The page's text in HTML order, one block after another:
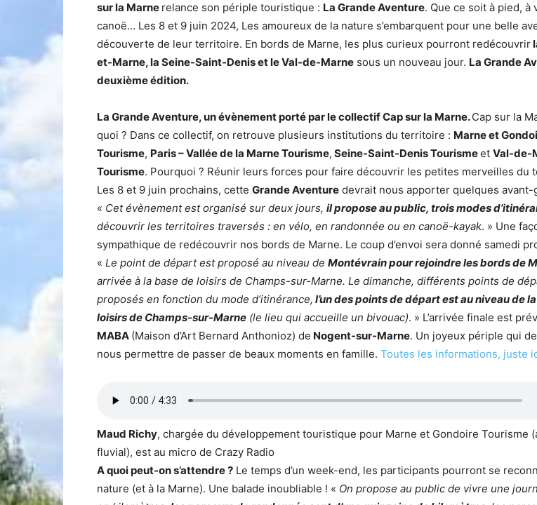
sur la Marne relance son périple touristique : La Grande Aventure. Que ce soit à pied, à
canoë… Les 8 et 9 juin 2024, Les amoureux de la nature s’embarquent pour une belle
découverte de leur territoire. En bords de Marne, les plus curieux pourront redécouvrir
et-Marne, la Seine-Saint-Denis et le Val-de-Marne sous un nouveau jour. La Grande
deuxième édition.
La Grande Aventure, un évènement porté par le collectif Cap sur la Marne.Cap sur la
quoi ? Dans ce collectif, on retrouve plusieurs institutions du territoire : Marne et
Tourisme, Paris – Vallée de la Marne Tourisme, Seine-Saint-Denis Tourismeet Val-de-
Tourisme. Pourquoi ? Réunir leurs forces pour faire découvrir les petites merveilles du
Les 8 et 9 juin prochains, cette Grande Aventure devrait nous apporter quelques avant-
« Cet évènement est organisé sur deux jours, il propose au public, trois modes
découvrir les territoires traversés : en vélo, en randonnée ou en canoë-kayak. » Une
sympathique de redécouvrir nos bords de Marne. Le coup d’envoi sera donné samedi
« Le point de départ est proposé au niveau de Montévrain pour rejoindre les bords de
arrivée à la base de loisirs de Champs-sur-Marne. Le dimanche, différents points de
proposés en fonction du mode d’itinérance, l’un des points de départ est au niveau de
loisirs de Champs-sur-Marne (le lieu qui accueille un bivouac). » L’arrivée finale est
MABA (Maison d’Art Bernard Anthonioz) de Nogent-sur-Marne. Un joyeux périple qui
nous permettre de passer de beaux moments en famille. Toutes les informations, juste
Maud Richy, chargée du développement touristique pour Marne et Gondoire Tourisme
fluvial), est au micro de Crazy Radio
A quoi peut-on s’attendre ? Le temps d’un week-end, les participants pourront se
nature (et à la Marne). Une balade inoubliable ! « On propose au public de vivre une